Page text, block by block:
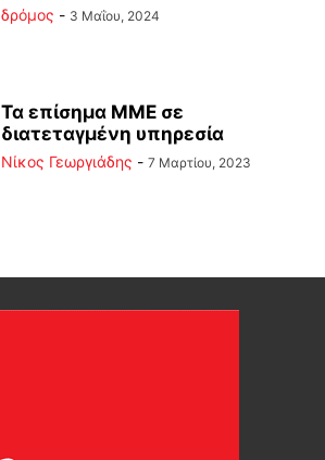
δρόμος - 3 Μαΐου, 2024
Τα επίσημα ΜΜΕ σε
διατεταγμένη υπηρεσία
Νίκος Γεωργιάδης - 7 Μαρτίου, 2023